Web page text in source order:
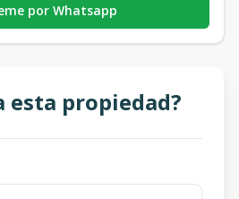
por Whatsapp
esta propiedad?